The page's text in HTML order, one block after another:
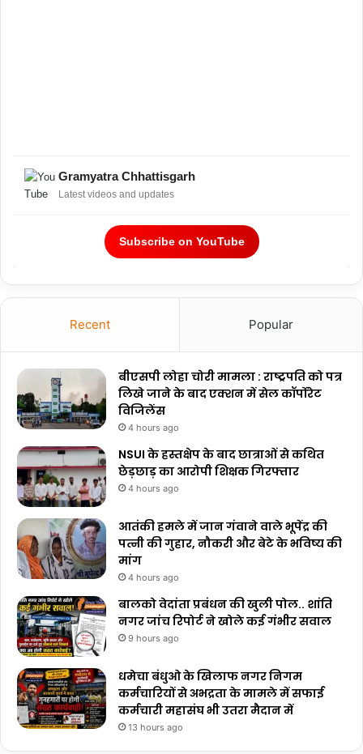
Gramyatra Chhattisgarh
Latest videos and updates
Subscribe on YouTube
Recent Popular
बीएसपी लोहा चोरी मामला : राष्ट्रपति को पत्र
लिखे जाने के बाद एक्शन में सेल कॉर्पोरेट
विजिलेंस
4 hours ago
NSUI के हस्तक्षेप के बाद छात्राओं से कथित
छेड़छाड़ का आरोपी शिक्षक गिरफ्तार
4 hours ago
आतंकी हमले में जान गंवाने वाले भूपेंद्र की
पत्नी की गुहार, नौकरी और बेटे के भविष्य की
मांग
4 hours ago
बालको वेदांता प्रबंधन की खुली पोल.. शांति
नगर जांच रिपोर्ट ने खोले कई गंभीर सवाल
9 hours ago
धमेचा बंधुओ के खिलाफ नगर निगम
कर्मचारियों से अभद्रता के मामले में सफाई
कर्मचारी महासंघ भी उतरा मैदान में
13 hours ago